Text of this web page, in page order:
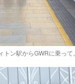
トン駅からGWRに乗って。